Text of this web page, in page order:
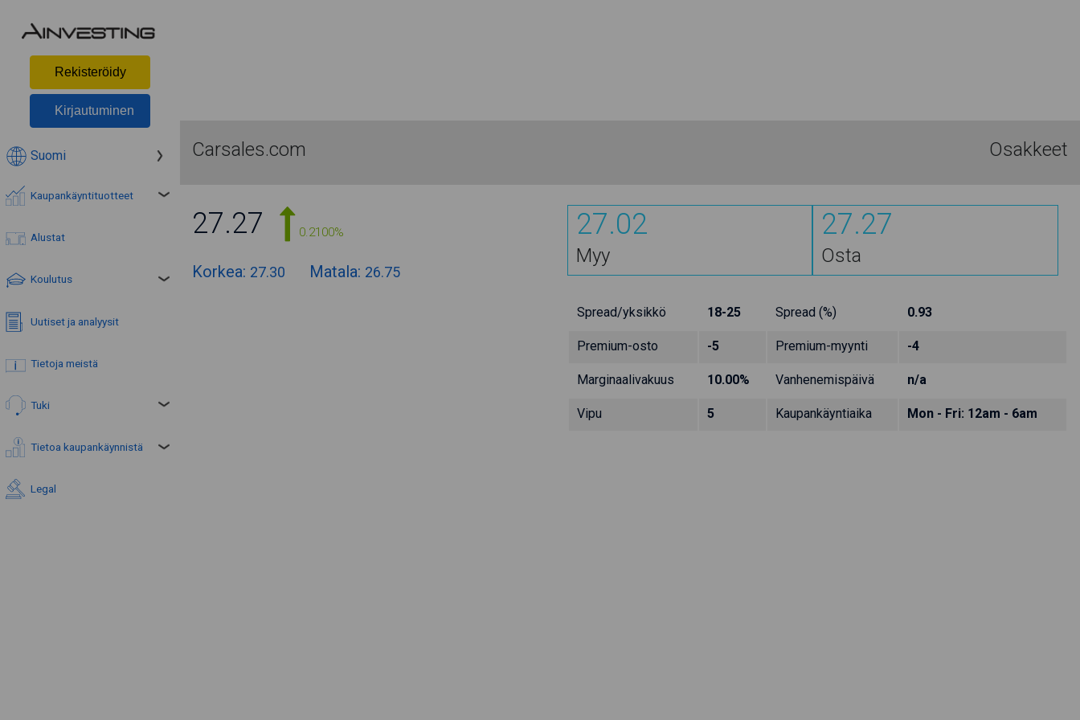
Rekisteröidy
Kirjautuminen
Suomi
Kaupankäyntituotteet
Alustat
Koulutus
Uutiset ja analyysit
Tietoja meistä
Tuki
Tietoa kaupankäynnistä
Legal
Carsales.com Osakkeet
27.27 0.2100%
Korkea: 27.30 Matala: 26.75
27.02
Myy
27.27
Osta
Spread/yksikkö 18-25 Spread (%) 0.93
Premium-osto -5 Premium-myynti -4
Marginaalivakuus 10.00% Vanhenemispäivä n/a
Vipu 5 Kaupankäyntiaika Mon - Fri: 12am - 6am